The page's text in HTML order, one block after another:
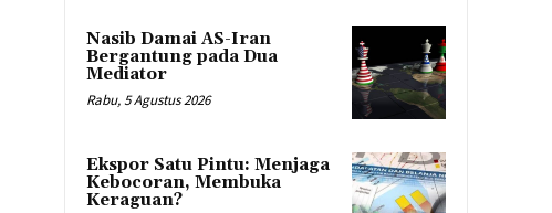
Nasib Damai AS-Iran
Bergantung pada Dua
Mediator
Rabu, 5 Agustus 2026
Ekspor Satu Pintu: Menjaga
Kebocoran, Membuka
Keraguan?